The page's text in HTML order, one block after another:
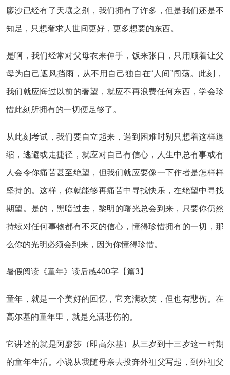
廖沙已经有了天壤之别，我们拥有了许多，但是我们还是不
知足，只想奢求人世间更好，更多想要的东西。
是啊，我们经常对父母衣来伸手，饭来张口，只用顾着让父
母为自己遮风挡雨，从不用自己独自在“人间”闯荡。此刻，
我们就应悔过以前的奢望，就应不再浪费任何东西，学会珍
惜此刻所拥有的一切便足够了。
从此刻考试，我们要自立起来，遇到困难时别只想着这样退
缩，逃避或走捷径，就应对自己有信心，人生中总有事或有
人会令你痛苦甚至绝望，但我们就应要像一下作者是怎样样
坚持的。这样，你就能够再痛苦中寻找快乐，在绝望中寻找
期望。是的，黑暗过去，黎明的曙光总会到来，只要你仍然
持续对任何事物都有不灭的信心，懂得珍惜拥有的一切，那
么你的光明必须会到来，因为你懂得珍惜。
暑假阅读《童年》读后感400字【篇3】
童年，就是一个美好的回忆，它充满欢笑，但也有悲伤。在
高尔基的童年里，就是充满悲伤的。
它讲述的就是阿廖莎（即高尔基）从三岁到十三岁这一时期
的童年生活。小说从我随母亲去投奔外祖父写起，到外祖父